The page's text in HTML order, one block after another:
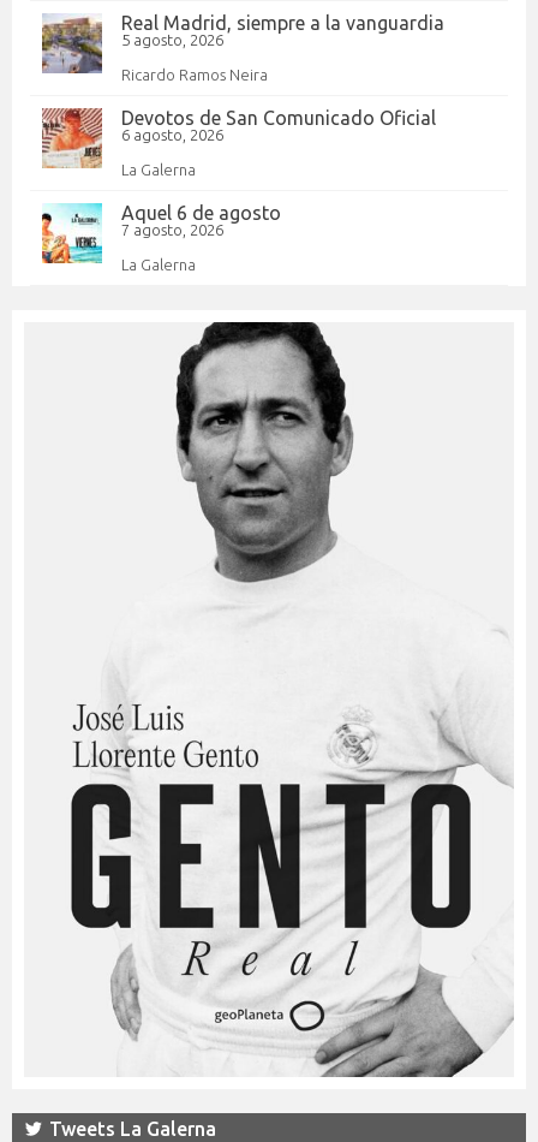
Real Madrid, siempre a la vanguardia
5 agosto, 2026
Ricardo Ramos Neira
Devotos de San Comunicado Oficial
6 agosto, 2026
La Galerna
Aquel 6 de agosto
7 agosto, 2026
La Galerna
Tweets La Galerna